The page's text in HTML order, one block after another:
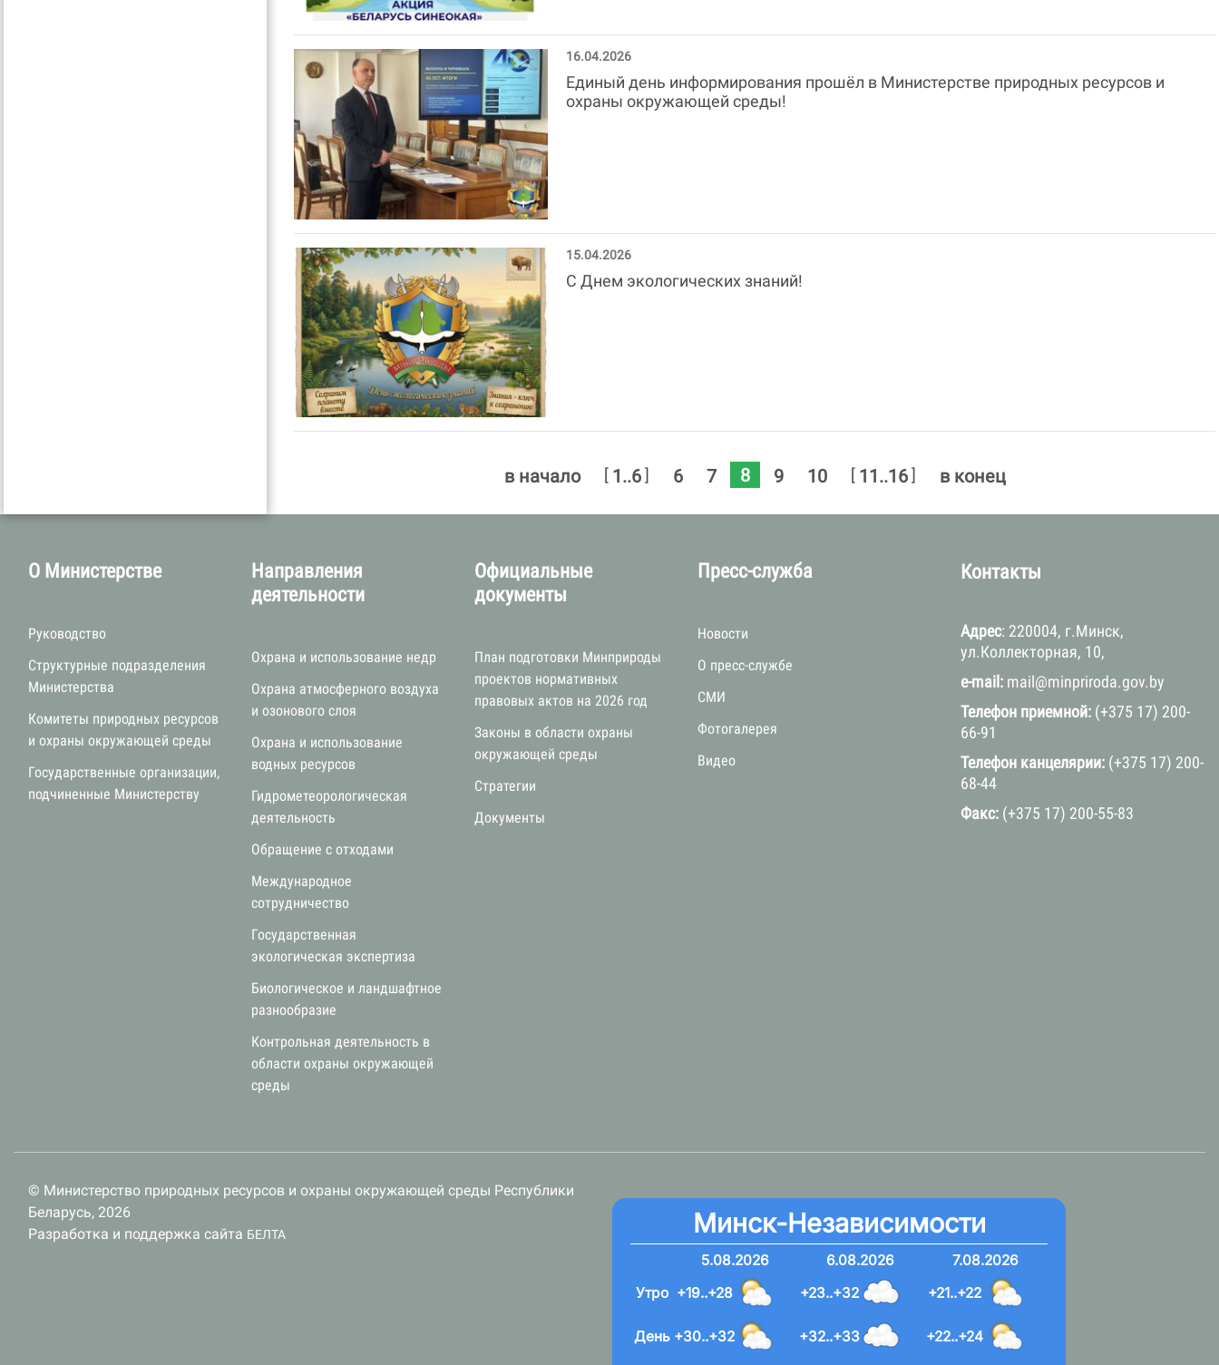
16.04.2026
Единый день информирования прошёл в Министерстве природных ресурсов и
охраны окружающей среды!
15.04.2026
С Днем экологических знаний!
в начало [ 1..6] 6 7 8 9 10 [ 11..16] в конец
О Министерстве
Руководство
Структурные подразделения
Министерства
Комитеты природных ресурсов
и охраны окружающей среды
Государственные организации,
подчиненные Министерству
Направления
деятельности
Охрана и использование недр
Охрана атмосферного воздуха
и озонового слоя
Охрана и использование
водных ресурсов
Гидрометеорологическая
деятельность
Обращение с отходами
Международное
сотрудничество
Государственная
экологическая экспертиза
Биологическое и ландшафтное
разнообразие
Контрольная деятельность в
области охраны окружающей
среды
Официальные
документы
План подготовки Минприроды
проектов нормативных
правовых актов на 2026 год
Законы в области охраны
окружающей среды
Стратегии
Документы
Пресс-служба
Новости
О пресс-службе
СМИ
Фотогалерея
Видео
Контакты
Адрес: 220004, г.Минск,
ул.Коллекторная, 10,
e-mail: mail@minpriroda.gov.by
Телефон приемной: (+375 17) 200-
66-91
Телефон канцелярии: (+375 17) 200-
68-44
Факс: (+375 17) 200-55-83
© Министерство природных ресурсов и охраны окружающей среды Республики
Беларусь, 2026
Разработка и поддержка сайта БЕЛТА Минск-Независимости
5.08.2026
+19..+28
+30..+32
6.08.2026
+23..+32
+32..+33
7.08.2026
+21..+22
+22..+24
День
Утро